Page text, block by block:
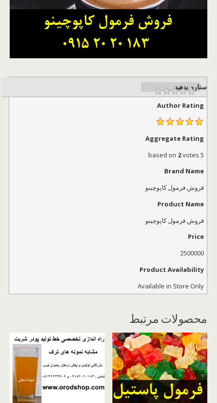
ستاره بدهید
Author Rating
Aggregate Rating
5
2votes
Brand Name
فروش فرمول کاپوچینو
Product Name
فروش فرمول کاپوچینو
Price
2500000
Product Availability
Available in Store Only
محصولات مرتبط